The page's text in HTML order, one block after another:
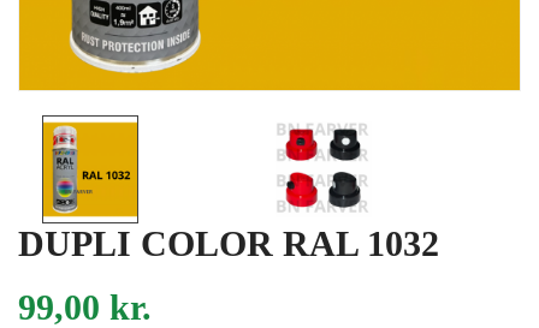
DUPLI COLOR RAL 1032
99,00 kr.